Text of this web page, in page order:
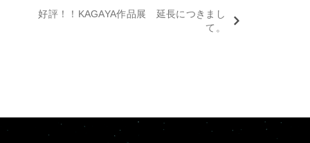
好評！！KAGAYA作品展 延長につきまし
て。